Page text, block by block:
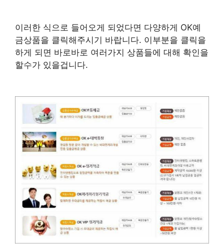
이러한 식으로 들어오게 되었다면 다양하게 OK예
금상품을 클릭해주시기 바랍니다. 이부분을 클릭을
하게 되면 바로바로 여러가지 상품들에 대해 확인을
할수가 있을겁니다.